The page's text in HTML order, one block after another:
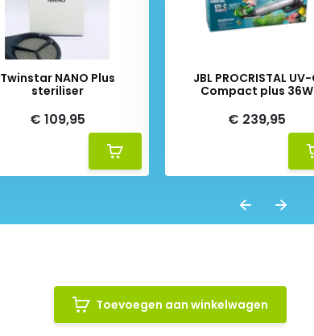
Twinstar NANO Plus
steriliser
€ 109,95
JBL PROCRISTAL
Compact plus 36W
€ 239,95
Toevoegen aan winkelwagen